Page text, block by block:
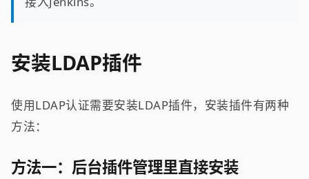
安装LDAP插件
使用LDAP认证需要安装LDAP插件，安装插件有两种
方法：
方法一：后台插件管理里直接安装